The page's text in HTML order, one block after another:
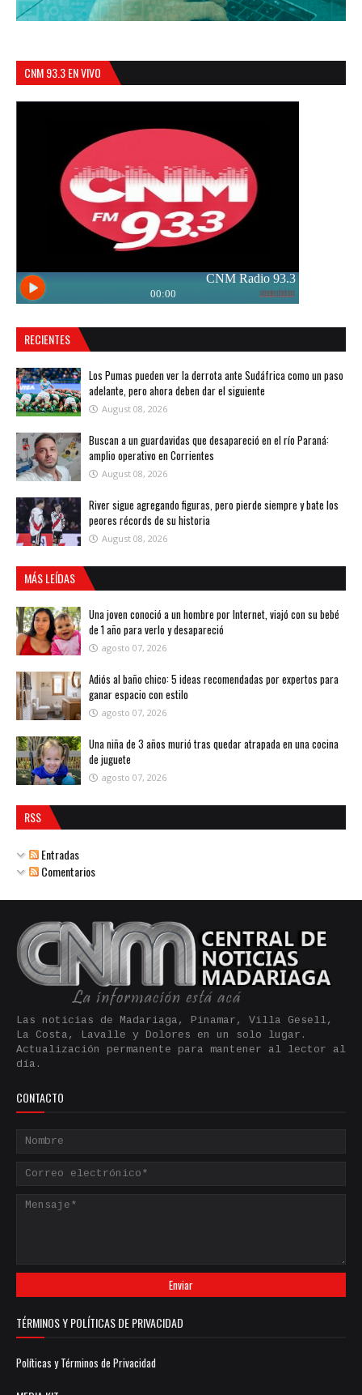
CNM 93.3 EN VIVO
RECIENTES
Los Pumas pueden ver la derrota ante Sudáfrica como un paso
adelante, pero ahora deben dar el siguiente
August 08, 2026
Buscan a un guardavidas que desapareció en el río Paraná:
amplio operativo en Corrientes
August 08, 2026
River sigue agregando figuras, pero pierde siempre y bate los
peores récords de su historia
August 08, 2026
MÁS LEÍDAS
Una joven conoció a un hombre por Internet, viajó con su bebé
de 1 año para verlo y desapareció
agosto 07, 2026
Adiós al baño chico: 5 ideas recomendadas por expertos para
ganar espacio con estilo
agosto 07, 2026
Una niña de 3 años murió tras quedar atrapada en una cocina
de juguete
agosto 07, 2026
RSS
Entradas
Comentarios
Las noticias de Madariaga, Pinamar, Villa Gesell,
La Costa, Lavalle y Dolores en un solo lugar.
Actualización permanente para mantener al lector al
día.
CONTACTO
TÉRMINOS Y POLÍTICAS DE PRIVACIDAD
Políticas y Términos de Privacidad